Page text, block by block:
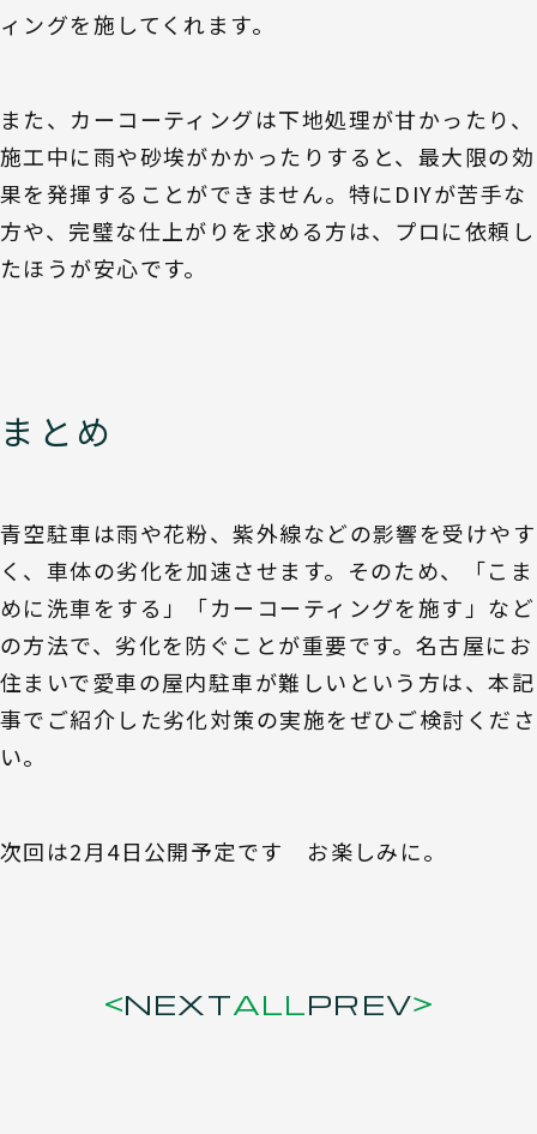
ィングを施してくれます。
また、カーコーティングは下地処理が甘かったり、
施工中に雨や砂埃がかかったりすると、最大限の効
果を発揮することができません。特にDIYが苦手な
方や、完璧な仕上がりを求める方は、プロに依頼し
たほうが安心です。
まとめ
青空駐車は雨や花粉、紫外線などの影響を受けやす
く、車体の劣化を加速させます。そのため、「こま
めに洗車をする」「カーコーティングを施す」など
の方法で、劣化を防ぐことが重要です。名古屋にお
住まいで愛車の屋内駐車が難しいという方は、本記
事でご紹介した劣化対策の実施をぜひご検討くださ
い。
次回は2月4日公開予定です お楽しみに。
NEXTALLPREV